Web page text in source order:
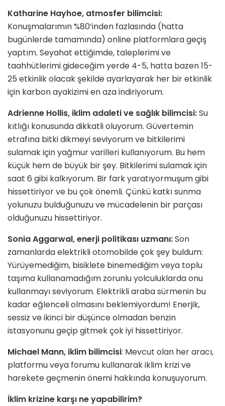
Katharine Hayhoe, atmosfer bilimcisi:
Konuşmalarımın %80’inden fazlasında (hatta
bugünlerde tamamında) online platformlara geçiş
yaptım. Seyahat ettiğimde, taleplerimi ve
taahhütlerimi gideceğim yerde 4-5, hatta bazen 15-
25 etkinlik olacak şekilde ayarlayarak her bir etkinlik
için karbon ayakizimi en aza indiriyorum.
Adrienne Hollis, iklim adaleti ve sağlık bilimcisi:Su
kıtlığı konusunda dikkatli oluyorum. Güvertemin
etrafına bitki dikmeyi seviyorum ve bitkilerimi
sulamak için yağmur varilleri kullanıyorum. Bu hem
küçük hem de büyük bir şey. Bitkilerimi sulamak için
saat 6 gibi kalkıyorum. Bir fark yaratıyormuşum gibi
hissettiriyor ve bu çok önemli. Çünkü katkı sunma
yolunuzu bulduğunuzu ve mücadelenin bir parçası
olduğunuzu hissettiriyor.
Sonia Aggarwal, enerji politikası uzmanı:Son
zamanlarda elektrikli otomobilde çok şey buldum:
Yürüyemediğim, bisiklete binemediğim veya toplu
taşıma kullanamadığım zorunlu yolculuklarda onu
kullanmayı seviyorum. Elektrikli araba sürmenin bu
kadar eğlenceli olmasını beklemiyordum! Enerjik,
sessiz ve ikinci bir düşünce olmadan benzin
istasyonunu geçip gitmek çok iyi hissettiriyor.
Michael Mann, iklim bilimcisi: Mevcut olan her aracı,
platformu veya forumu kullanarak iklim krizi ve
harekete geçmenin önemi hakkında konuşuyorum.
İklim krizine karşı ne yapabilirim?